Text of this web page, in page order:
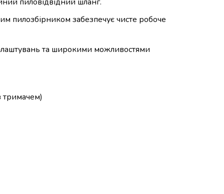
пилозбірником забезпечує чисте робоче
та широкими можливостями